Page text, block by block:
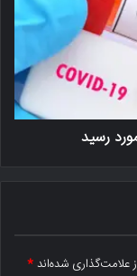
علامت‌گذاری شده‌اند*